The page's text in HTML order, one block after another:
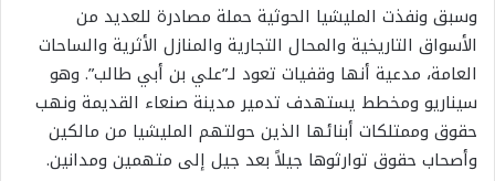
وسبق ونفذت المليشيا الحوثية حملة مصادرة للعديد من
الأسواق التاريخية والمحال التجارية والمنازل الأثرية والساحات
العامة، مدعية أنها وقفيات تعود لـ”علي بن أبي طالب”. وهو
سيناريو ومخطط يستهدف تدمير مدينة صنعاء القديمة ونهب
حقوق وممتلكات أبنائها الذين حولتهم المليشيا من مالكين
وأصحاب حقوق توارثوها جيلاً بعد جيل إلى متهمين ومدانين.